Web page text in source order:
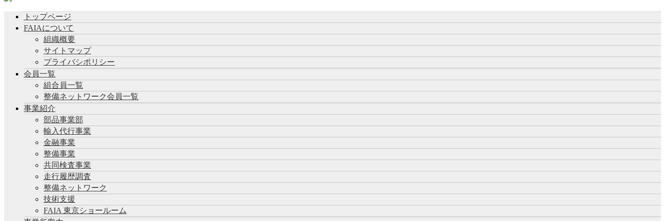
トップページ
FAIAについて
組織概要
サイトマップ
プライバシポリシー
会員一覧
組合員一覧
整備ネットワーク会員一覧
事業紹介
部品事業部
輸入代行事業
金融事業
整備事業
共同検査事業
走行履歴調査
整備ネットワーク
技術支援
FAIA 東京ショールーム